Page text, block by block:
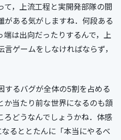
て，上流工程と実開発部隊の間
がある気がしますね．何段ある
端は出向だったりするんで，上
ゲームをしなければならず，
するバグが全体の5割を占める
か当たり前な世界になるのも頷
ろどうなんでしょうかね．体感
るととたんに「本当にやるべ